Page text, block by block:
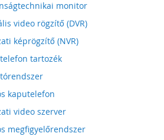
monitor
video rögzítő (DVR)
képrögzítő (NVR)
tartozék
kaputelefon
video szerver
megfigyelőrendszer